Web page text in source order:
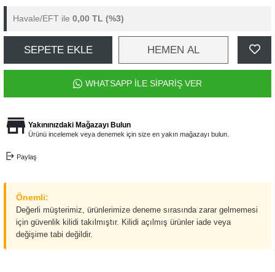
Havale/EFT ile 0,00 TL (%3)
SEPETE EKLE HEMEN AL
WHATSAPP İLE SİPARİŞ VER
Yakınınızdaki Mağazayı Bulun
Ürünü incelemek veya denemek için size en yakın mağazayı bulun.
Paylaş
Önemli:
Değerli müşterimiz, ürünlerimize deneme sırasında zarar gelmemesi
için güvenlik kilidi takılmıştır. Kilidi açılmış ürünler iade veya
değişime tabi değildir.